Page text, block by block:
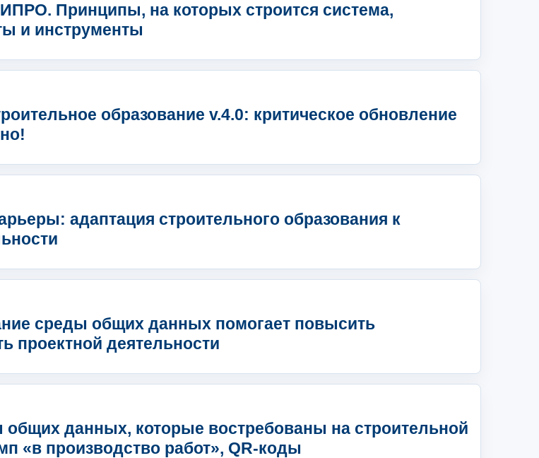
Принципы, на которых строится система,
и инструменты
образование v.4.0: критическое обновление
адаптация строительного образования к
среды общих данных помогает повысить
проектной деятельности
данных, которые востребованы на строительной
«в производство работ», QR-коды